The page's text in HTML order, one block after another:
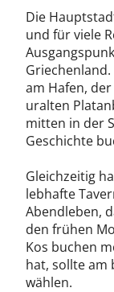
Die
und für viele
am Hafen,
uralten
mitten in der
Geschichte
Gleichzeitig
lebhafte
Abendleben,
den frühen
Kos buchen
hat, sollte am
wählen.